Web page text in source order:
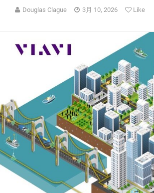
Douglas Clague 3月 10, 2026 Like